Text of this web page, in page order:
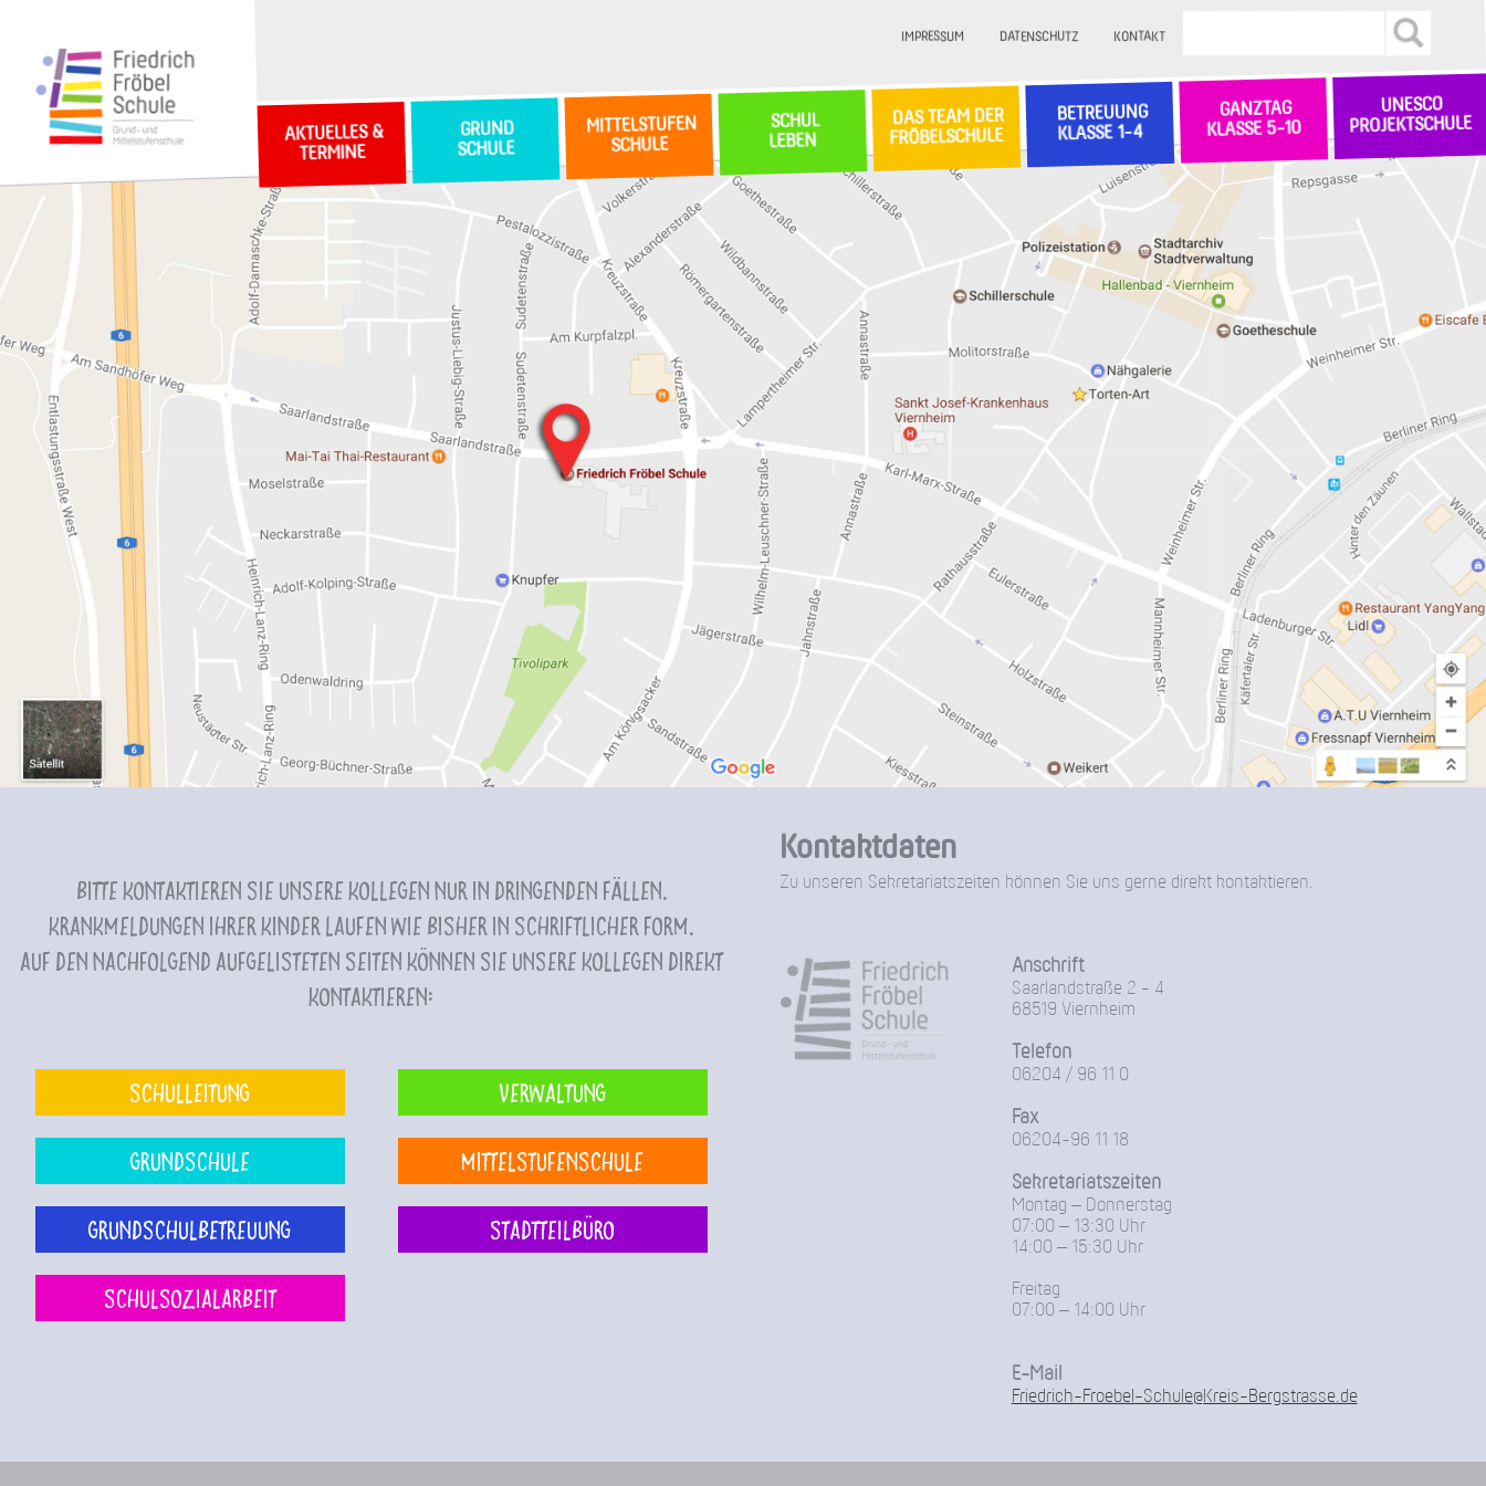
IMPRESSUM DATENSCHUTZ KONTAKT
AKTUELLES &
TERMINE
GRUND
SCHULE
MITTELSTUFEN
SCHULE
SCHUL
LEBEN
DAS TEAM DER
FRÖBELSCHULE
BETREUUNG
KLASSE 1-4
GANZTAG
KLASSE 5-10
UNESCO
PROJEKTSCHULE
Bitte kontaktieren Sie unsere Kollegen nur in dringenden Fällen.
Krankmeldungen Ihrer Kinder laufen wie bisher in schriftlicher Form.
Auf den nachfolgend aufgelisteten Seiten können Sie unsere Kollegen direkt
kontaktieren:
Schulleitung Verwaltung
Grundschule Mittelstufenschule
Grundschulbetreuung Stadtteilbüro
Schulsozialarbeit
Kontaktdaten
Zu unseren Sekretariatszeiten können Sie uns gerne direkt kontaktieren.
Anschrift
Saarlandstraße 2 - 4
68519 Viernheim
Telefon
06204 / 96 11 0
Fax
06204-96 11 18
Sekretariatszeiten
Montag – Donnerstag
07:00 – 13:30 Uhr
14:00 – 15:30 Uhr
Freitag
07:00 – 14:00 Uhr
E-Mail
Friedrich-Froebel-Schule@Kreis-Bergstrasse.de